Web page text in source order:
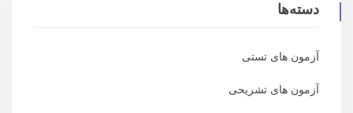
دسته‌ها
آزمون های تستی
آزمون های تشریحی